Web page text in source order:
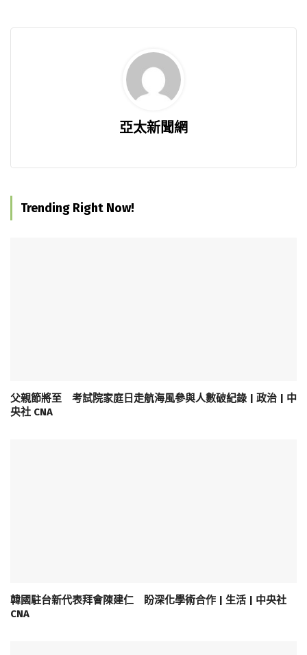
亞太新聞網
Trending Right Now!
父親節將至 考試院家庭日走航海風參與人數破紀錄 | 政治 | 中
央社 CNA
韓國駐台新代表拜會陳建仁 盼深化學術合作 | 生活 | 中央社
CNA